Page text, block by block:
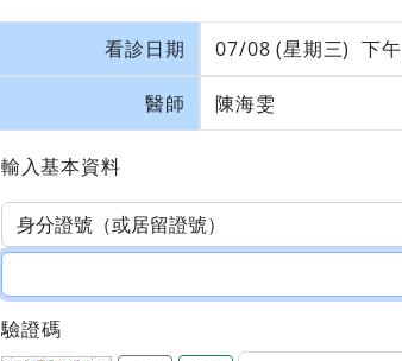
看診日期 07/08 (星期三) 下午
醫師 陳海雯
輸入基本資料
驗證碼